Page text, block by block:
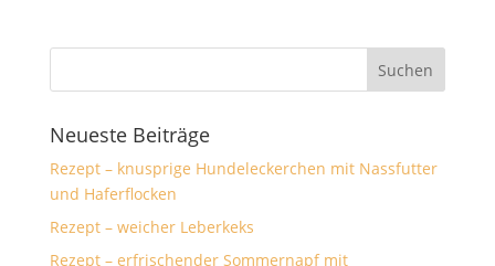
Neueste Beiträge
Rezept – knusprige Hundeleckerchen mit Nassfutter
und Haferflocken
Rezept – weicher Leberkeks
Rezept – erfrischender Sommernapf mit